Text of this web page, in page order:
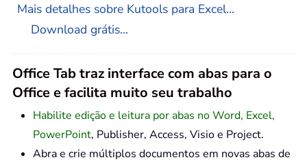
Mais detalhes sobre Kutools para Excel...
Download grátis...
Office Tab traz interface com abas para o
Office e facilita muito seu trabalho
Habilite edição e leitura por abas no Word, Excel,
PowerPoint, Publisher, Access, Visio e Project.
Abra e crie múltiplos documentos em novas abas de